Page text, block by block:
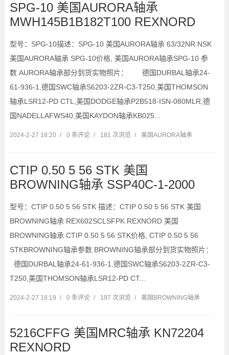
SPG-10 美国AURORA轴承
MWH145B1B182T100 REXNORD
型号：SPG-10描述：SPG-10 美国AURORA轴承 63/32NR NSK
美国AURORA轴承 SPG-10价格, 美国AURORA轴承SPG-10 参
数 AURORA轴承部分到货实物照片： 德国DURBAL轴承24-
61-936-1,德国SWC轴承S6203-2ZR-C3-T250,美国THOMSON
轴承LSR12-PD CTL,美国DODGE轴承P2B518-ISN-080MLR,德
国NADELLAFWS40,美国KAYDON轴承KB025...
2024-2-27 18:20 / 0 条评论 / 181 次浏览 / 美国AURORA轴承
CTIP 0.50 5 56 STK 美国
BROWNING轴承 SSP40C-1-2000
型号：CTIP 0.50 5 56 STK 描述：CTIP 0.50 5 56 STK 美国
BROWNING轴承 REX602SCLSFPK REXNORD 美国
BROWNING轴承 CTIP 0.50 5 56 STK价格, CTIP 0.50 5 56
STKBROWNING轴承参数 BROWNING轴承部分到货实物照片：
德国DURBAL轴承24-61-936-1,德国SWC轴承S6203-2ZR-C3-
T250,美国THOMSON轴承LSR12-PD CT...
2024-2-27 18:19 / 0 条评论 / 197 次浏览 / 美国BROWNING轴承
5216CFFG 美国MRC轴承 KN72204
REXNORD